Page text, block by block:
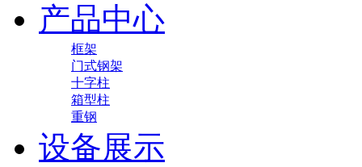
产品中心
框架
门式钢架
十字柱
箱型柱
重钢
设备展示